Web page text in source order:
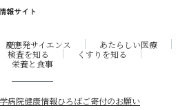
慶應発サイエンス
あたらしい医療
検査を知る
くすりを知る
栄養と食事
病院健康情報ひろばご寄付のお願い